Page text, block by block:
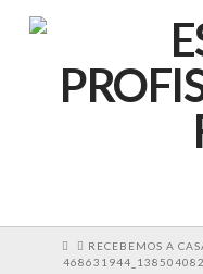
HOMERECEBEMOS A